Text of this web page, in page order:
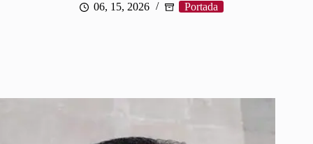
06, 15, 2026 Portada